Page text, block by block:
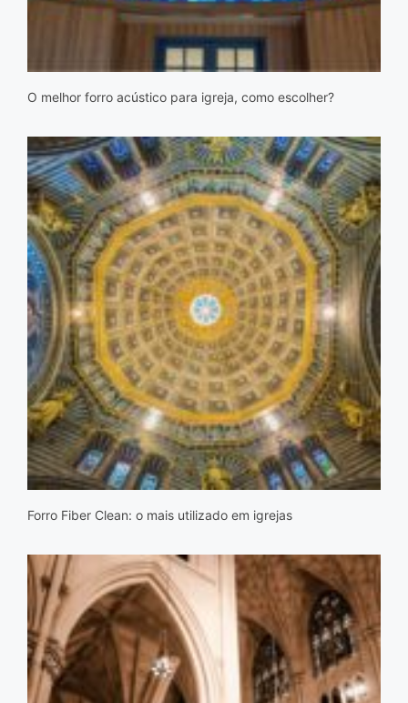
O melhor forro acústico para igreja, como escolher?
Forro Fiber Clean: o mais utilizado em igrejas